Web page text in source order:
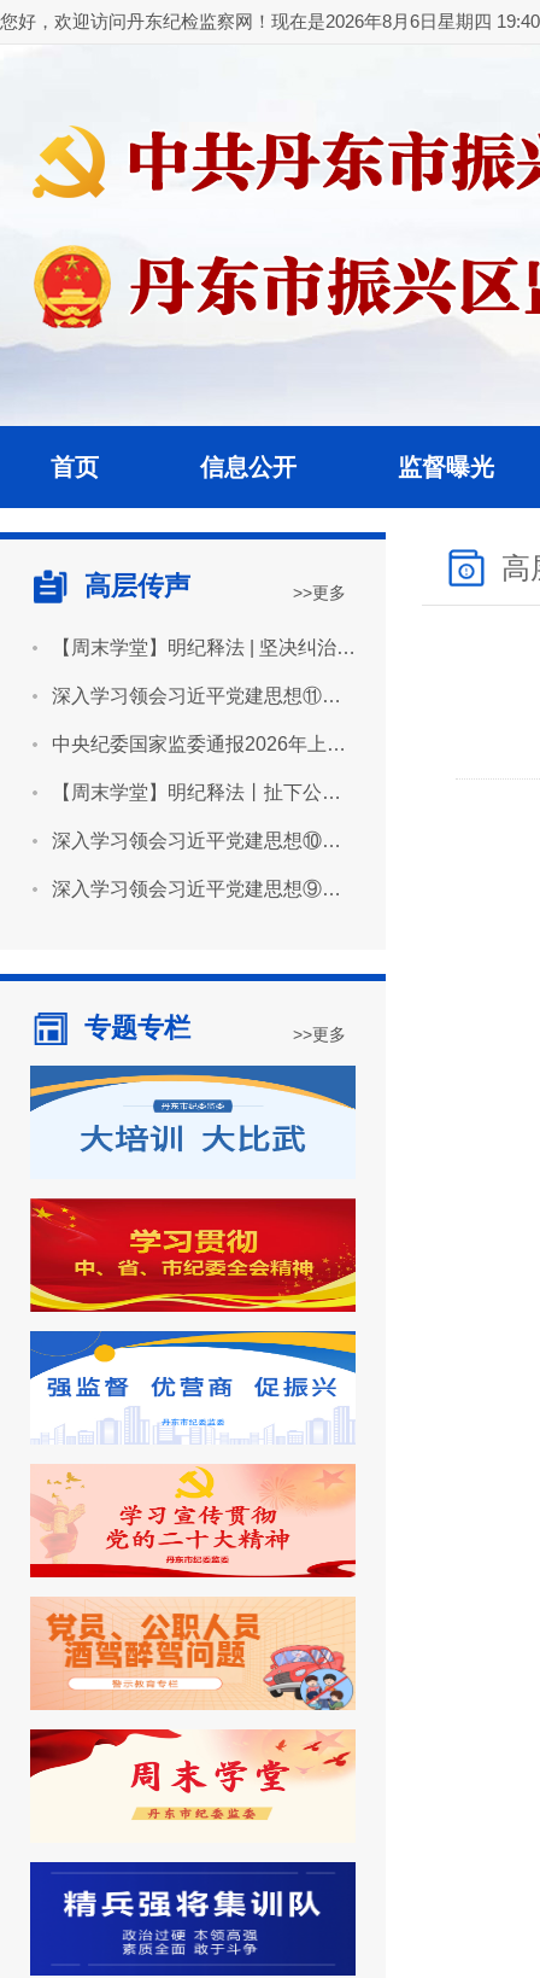
您好，欢迎访问丹东纪检监察网！现在是2026年8月6日星期四
首页 信息公开 监督曝光
高层传声 >>更多
【周末学堂】明纪释法 | 坚决纠治“形象工程”“政绩工程”
深入学习领会习近平党建思想⑪坚持用严明的纪律管全党治全党
中央纪委国家监委通报2026年上半年全国纪检监察机关监督检查审查调查情况
【周末学堂】明纪释法丨扯下公款旅游的“隐身衣”
深入学习领会习近平党建思想⑩坚持推进作风建设常态化长效化
深入学习领会习近平党建思想⑨坚持建设堪当民族复兴重任的高素质干部队伍
专题专栏 >>更多
高